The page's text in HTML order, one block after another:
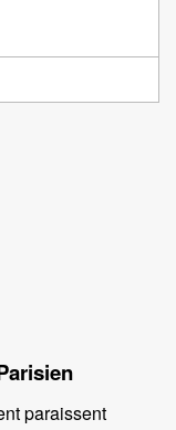
paraissent